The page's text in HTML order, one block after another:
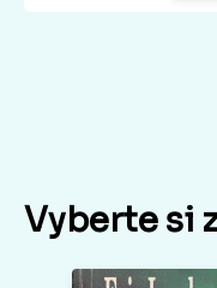
Vyberte si